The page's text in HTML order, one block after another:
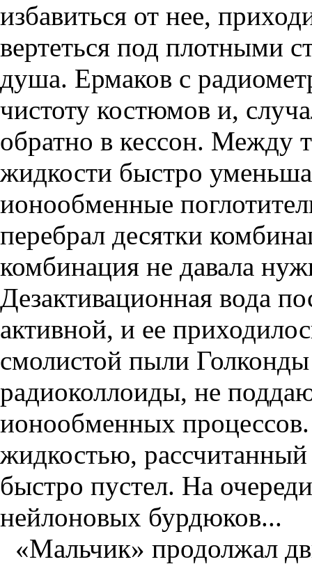
избавиться от нее,
вертеться под плотными
душа. Ермаков с
чистоту костюмов и,
обратно в кессон. Между
жидкости быстро
ионообменные
перебрал десятки
комбинация не давала
Дезактивационная вода
активной, и ее
смолистой пыли
радиоколлоиды, не
ионообменных
жидкостью,
быстро пустел. На
нейлоновых бурдюков...
«Мальчик» продолжал